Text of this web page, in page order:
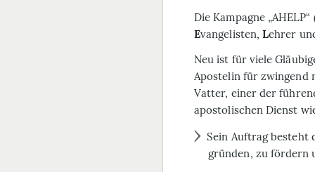
Die Kampagne
Evangelisten,Lehrer
Neu ist für viele
Apostelin für zwingend
Vatter, einer der
apostolischen Dienst
Sein Auftrag besteht
gründen, zu fördern